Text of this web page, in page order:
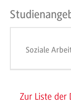
Soziale
Zur Liste der